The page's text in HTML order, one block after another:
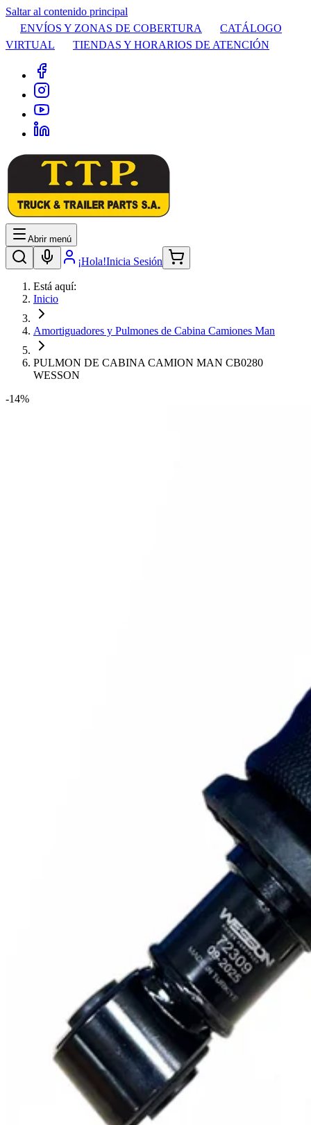
Saltar al contenido principal
ENVÍOS Y ZONAS DE COBERTURA
CATÁLOGO
VIRTUAL
TIENDAS Y HORARIOS DE ATENCIÓN
Abrir menú
¡Hola!Inicia Sesión
Está aquí:
Inicio
Amortiguadores y Pulmones de Cabina Camiones Man
PULMON DE CABINA CAMION MAN CB0280
WESSON
-14%